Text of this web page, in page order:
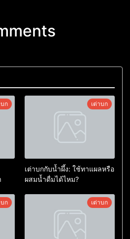
บก เต่าบก
เต่าบกกับน้ำผึ้ง: ใช้ทาแผลหรือ
ผสมน้ำดื่มได้ไหม?
บก เต่าบก